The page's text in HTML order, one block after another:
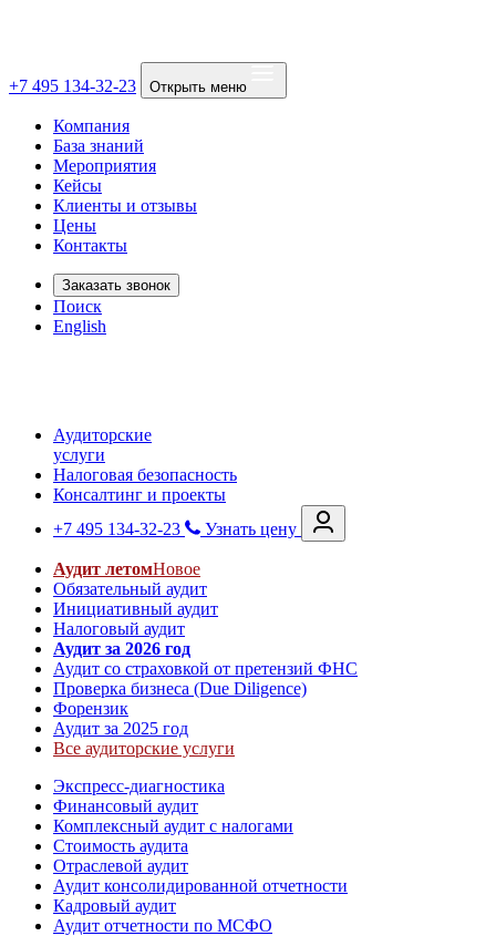
+7 495 134-32-23 Открыть меню
Компания
База знаний
Мероприятия
Кейсы
Клиенты и отзывы
Цены
Контакты
Заказать звонок
Поиск
English
Аудиторские
услуги
Налоговая безопасность
Консалтинг и проекты
+7 495 134-32-23
Узнать цену
Аудит летомНовое
Обязательный аудит
Инициативный аудит
Налоговый аудит
Аудит за 2026 год
Аудит со страховкой от претензий ФНС
Проверка бизнеса (Due Diligence)
Форензик
Аудит за 2025 год
Все аудиторские услуги
Экспресс-диагностика
Финансовый аудит
Комплексный аудит с налогами
Стоимость аудита
Отраслевой аудит
Аудит консолидированной отчетности
Кадровый аудит
Аудит отчетности по МСФО